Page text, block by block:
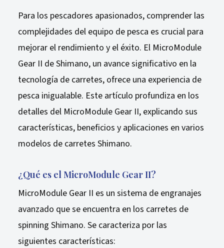
Para los pescadores apasionados, comprender las
complejidades del equipo de pesca es crucial para
mejorar el rendimiento y el éxito. El MicroModule
Gear II de Shimano, un avance significativo en la
tecnología de carretes, ofrece una experiencia de
pesca inigualable. Este artículo profundiza en los
detalles del MicroModule Gear II, explicando sus
características, beneficios y aplicaciones en varios
modelos de carretes Shimano.
¿Qué es el MicroModule Gear II?
MicroModule Gear II es un sistema de engranajes
avanzado que se encuentra en los carretes de
spinning Shimano. Se caracteriza por las
siguientes características: